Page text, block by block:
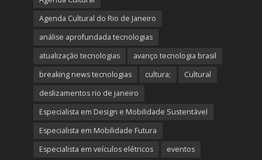
Agenda Cultural do Rio de Janeiro
análise aprofundada tecnologias
atualização tecnologias
avanço tecnologia brasil
breaking news tecnologias
cultura;
Cultural
deslizamentos rio de janeiro
Especialista em Design e Mobilidade Sustentável
Especialista em Mobilidade Futura
Especialista em veículos elétricos
eventos